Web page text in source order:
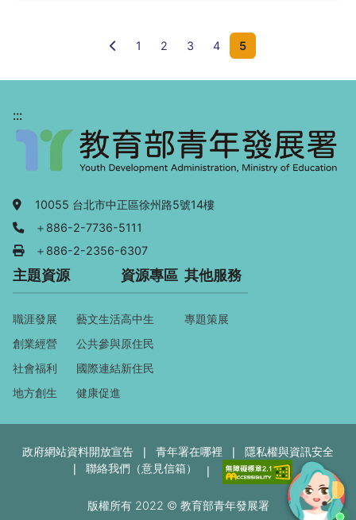
前一頁
1 2 3 4 5
:::
地址：
10055 台北市中正區徐州路5號14樓
電話：
＋886-2-7736-5111
傳真：
＋886-2-2356-6307
主題資源
職涯發展
創業經營
社會福利
地方創生
藝文生活
公共參與
國際連結
健康促進
資源專區
高中生
原住民
新住民
其他服務
專題策展
政府網站資料開放宣告 青年署在哪裡
隱私權與資訊安全
聯絡我們（意見信箱）
版權所有 2022 © 教育部青年發展署